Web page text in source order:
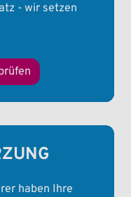
- wir setzen
haben Ihre